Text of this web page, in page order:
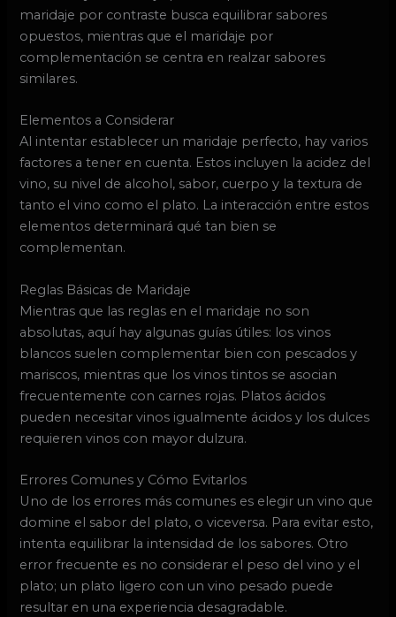
maridaje por contraste busca equilibrar sabores
opuestos, mientras que el maridaje por
complementación se centra en realzar sabores
similares.
Elementos a Considerar
Al intentar establecer un maridaje perfecto, hay varios
factores a tener en cuenta. Estos incluyen la acidez del
vino, su nivel de alcohol, sabor, cuerpo y la textura de
tanto el vino como el plato. La interacción entre estos
elementos determinará qué tan bien se
complementan.
Reglas Básicas de Maridaje
Mientras que las reglas en el maridaje no son
absolutas, aquí hay algunas guías útiles: los vinos
blancos suelen complementar bien con pescados y
mariscos, mientras que los vinos tintos se asocian
frecuentemente con carnes rojas. Platos ácidos
pueden necesitar vinos igualmente ácidos y los dulces
requieren vinos con mayor dulzura.
Errores Comunes y Cómo Evitarlos
Uno de los errores más comunes es elegir un vino que
domine el sabor del plato, o viceversa. Para evitar esto,
intenta equilibrar la intensidad de los sabores. Otro
error frecuente es no considerar el peso del vino y el
plato; un plato ligero con un vino pesado puede
resultar en una experiencia desagradable.